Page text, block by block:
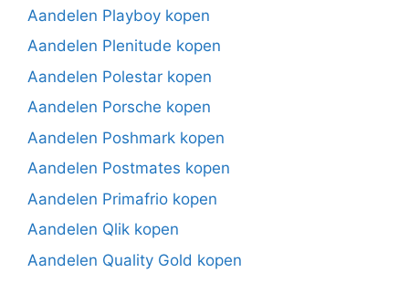
Aandelen Playboy kopen
Aandelen Plenitude kopen
Aandelen Polestar kopen
Aandelen Porsche kopen
Aandelen Poshmark kopen
Aandelen Postmates kopen
Aandelen Primafrio kopen
Aandelen Qlik kopen
Aandelen Quality Gold kopen